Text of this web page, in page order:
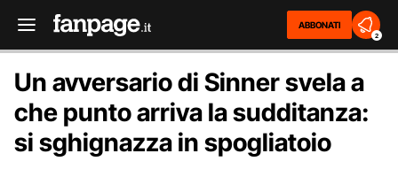
ABBONATI
2
Un avversario di Sinner svela a
che punto arriva la sudditanza:
si sghignazza in spogliatoio